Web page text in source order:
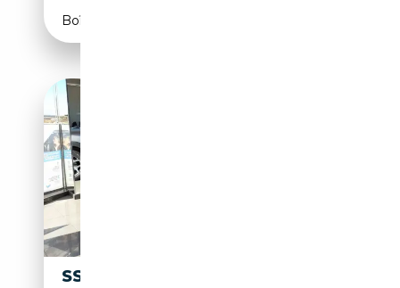
Boîte automatique
SSANGYONG TORRES G15 HEV